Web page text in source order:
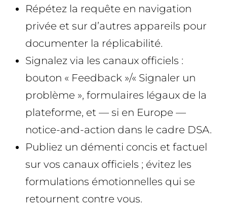
Répétez la requête en navigation
privée et sur d’autres appareils pour
documenter la réplicabilité.
Signalez via les canaux officiels :
bouton « Feedback »/« Signaler un
problème », formulaires légaux de la
plateforme, et — si en Europe —
notice-and-action dans le cadre DSA.
Publiez un démenti concis et factuel
sur vos canaux officiels ; évitez les
formulations émotionnelles qui se
retournent contre vous.